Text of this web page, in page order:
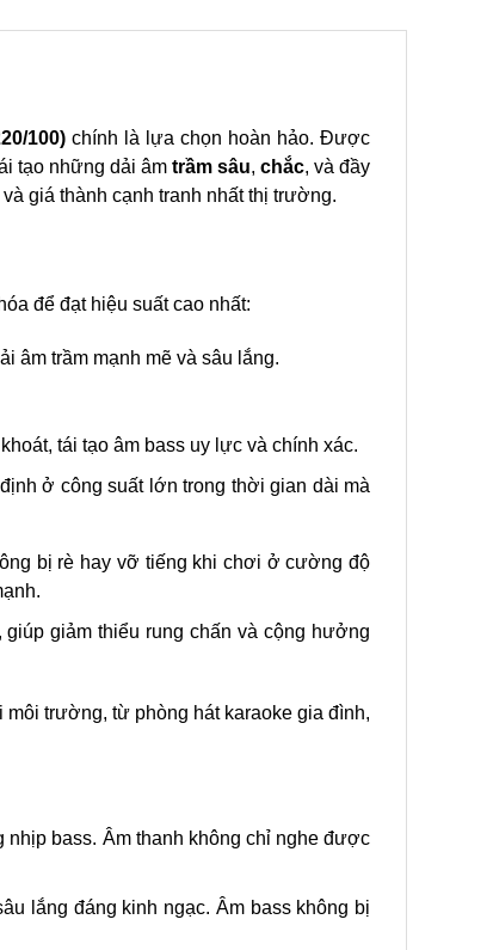
100) chính là lựa chọn hoàn hảo. Được
tạo những dải âm trầm sâu, chắc, và đầy
giá thành cạnh tranh nhất thị trường.
để đạt hiệu suất cao nhất:
âm trầm mạnh mẽ và sâu lắng.
tái tạo âm bass uy lực và chính xác.
ở công suất lớn trong thời gian dài mà
bị rè hay vỡ tiếng khi chơi ở cường độ
giảm thiểu rung chấn và cộng hưởng
trường, từ phòng hát karaoke gia đình,
nhịp bass. Âm thanh không chỉ nghe được
lắng đáng kinh ngạc. Âm bass không bị